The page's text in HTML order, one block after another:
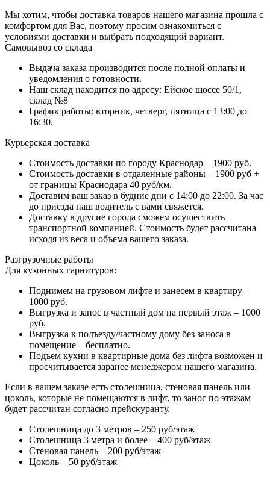
Мы хотим, чтобы доставка товаров нашего магазина прошла с
комфортом для Вас, поэтому просим ознакомиться с
условиями доставки и выбрать подходящий вариант.
Самовывоз со склада
Выдача заказа производится после полной оплаты и
уведомления о готовности.
Наш склад находится по адресу: Ейское шоссе 50/1,
склад №8
График работы: вторник, четверг, пятница с 13:00 до
16:30.
Курьерская доставка
Стоимость доставки по городу Краснодар – 1900 руб.
Стоимость доставки в отдаленные районы – 1900 руб +
от границы Краснодара 40 руб/км.
Доставим ваш заказ в будние дни с 14:00 до 22:00. За час
до приезда наш водитель с вами свяжется.
Доставку в другие города сможем осуществить
транспортной компанией. Стоимость будет рассчитана
исходя из веса и объема вашего заказа.
Разгрузочные работы
Для кухонных гарнитуров:
Поднимем на грузовом лифте и занесем в квартиру –
1000 руб.
Выгрузка и занос в частный дом на первый этаж – 1000
руб.
Выгрузка к подъезду/частному дому без заноса в
помещение – бесплатно.
Подъем кухни в квартирные дома без лифта возможен и
просчитывается заранее менеджером нашего магазина.
Если в вашем заказе есть столешница, стеновая панель или
цоколь, которые не помещаются в лифт, то занос по этажам
будет рассчитан согласно прейскуранту.
Столешница до 3 метров – 250 руб/этаж
Столешница 3 метра и более – 400 руб/этаж
Стеновая панель – 200 руб/этаж
Цоколь – 50 руб/этаж